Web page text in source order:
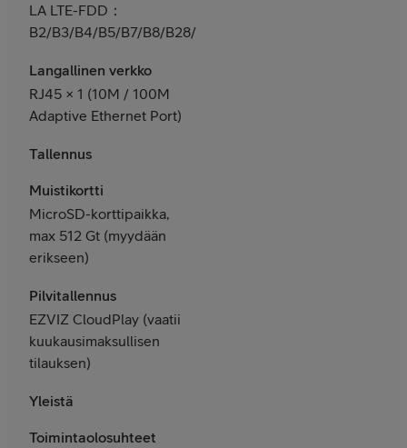
LA LTE-FDD：
B2/B3/B4/B5/B7/B8/B28/B66
Langallinen verkko
RJ45 × 1 (10M / 100M
Adaptive Ethernet Port)
Tallennus
Muistikortti
MicroSD-korttipaikka,
max 512 Gt (myydään
erikseen)
Pilvitallennus
EZVIZ CloudPlay (vaatii
kuukausimaksullisen
tilauksen)
Yleistä
Toimintaolosuhteet